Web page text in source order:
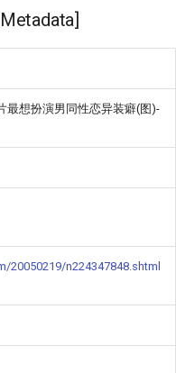
最想扮演男同性恋异装癖(图)-
20050219/n224347848.shtml